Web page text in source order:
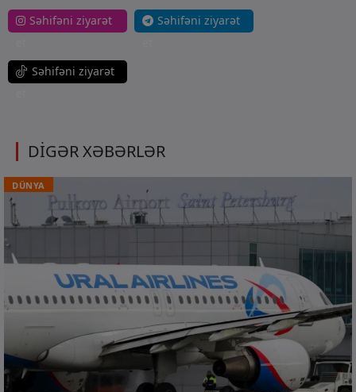
Səhifəni ziyarət
Səhifəni ziyarət
Səhifəni ziyarət
DİGƏR XƏBƏRLƏR
DÜNYA